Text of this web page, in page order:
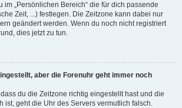
im „Persönlichen Bereich“ die für dich passende
Zeit, ...) festlegen. Die Zeitzone kann dabei nur
geändert werden. Wenn du noch nicht registriert
dies jetzt zu tun.
aber die Forenuhr geht immer noch
du die Zeitzone richtig eingestellt hast und die
ist, geht die Uhr des Servers vermutlich falsch.